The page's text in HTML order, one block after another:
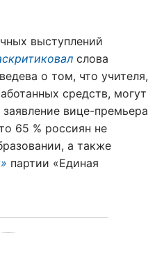
выступлений
слова
о том, что учителя,
средств, могут
вице-премьера
65 % россиян не
а также
партии «Единая